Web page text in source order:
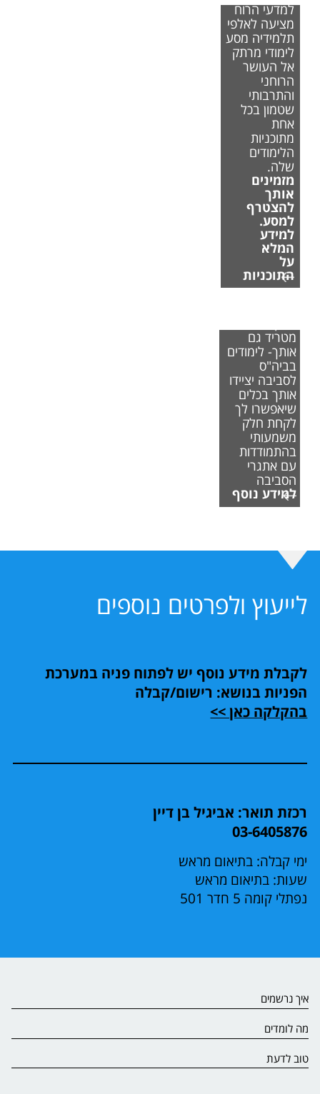
למדעי הרוח
מציעה לאלפי
תלמידיה מסע
לימודי מרתק
אל העושר
הרוחני
והתרבותי
שטמון בכל
אחת
מתוכניות
הלימודים
שלה.
מזמינים
אותך
להצטרף
למסע.
למידע
המלא
על
התוכניות
מטריד גם
אותך- לימודים
בביה"ס
לסביבה יציידו
אותך בכלים
שיאפשרו לך
לקחת חלק
משמעותי
בהתמודדות
עם אתגרי
הסביבה
למידע נוסף
לייעוץ ולפרטים נוספים
לקבלת מידע נוסף יש לפתוח פניה במערכת
הפניות בנושא: רישום/קבלה
בהקלקה כאן >>
רכזת תואר: אביגיל בן דיין
03-6405876
ימי קבלה: בתיאום מראש
שעות: בתיאום מראש
נפתלי קומה 5 חדר 501
איך נרשמים
מה לומדים
טוב לדעת